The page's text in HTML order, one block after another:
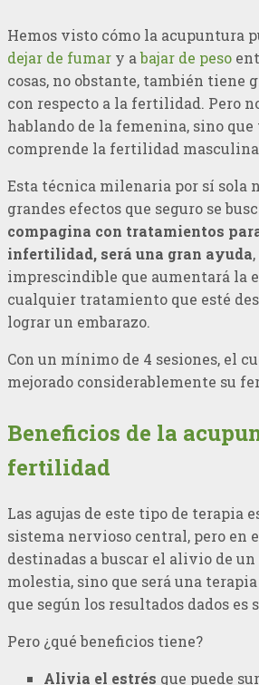
Hemos visto cómo la acupuntura
dejar de fumar y abajar de peso
cosas, no obstante, también tiene
con respecto a la fertilidad. Pero
hablando de la femenina, sino
comprende la fertilidad
Esta técnica milenaria por sí sola
grandes efectos que seguro se
compagina con tratamientos
infertilidad, será una gran ayuda
imprescindible que aumentará la
cualquier tratamiento que esté
lograr un embarazo.
Con un mínimo de 4 sesiones, el
mejorado considerablemente su
Beneficios de la
fertilidad
Las agujas de este tipo de terapia
sistema nervioso central, pero en
destinadas a buscar el alivio de
molestia, sino que será una
que según los resultados dados es
Pero ¿qué beneficios tiene?
Alivia el estrés que puede